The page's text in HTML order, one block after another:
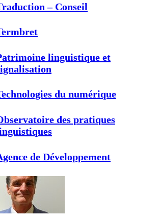
– Conseil
linguistique et
du numérique
des pratiques
de Développement